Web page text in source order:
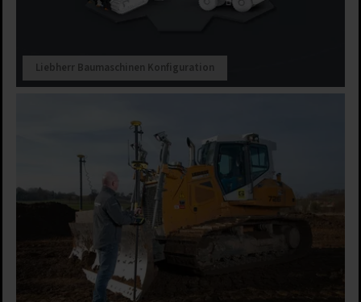
Liebherr Baumaschinen Konfiguration